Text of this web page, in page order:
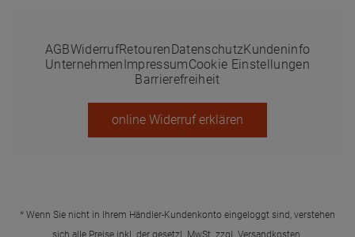
AGBWiderrufRetourenDatenschutzKundeninfo
UnternehmenImpressumCookie Einstellungen
Barrierefreiheit
online Widerruf erklären
* Wenn Sie nicht in Ihrem Händler-Kundenkonto eingeloggt sind, verstehen
sich alle Preise inkl. der gesetzl. MwSt. zzgl. Versandkosten